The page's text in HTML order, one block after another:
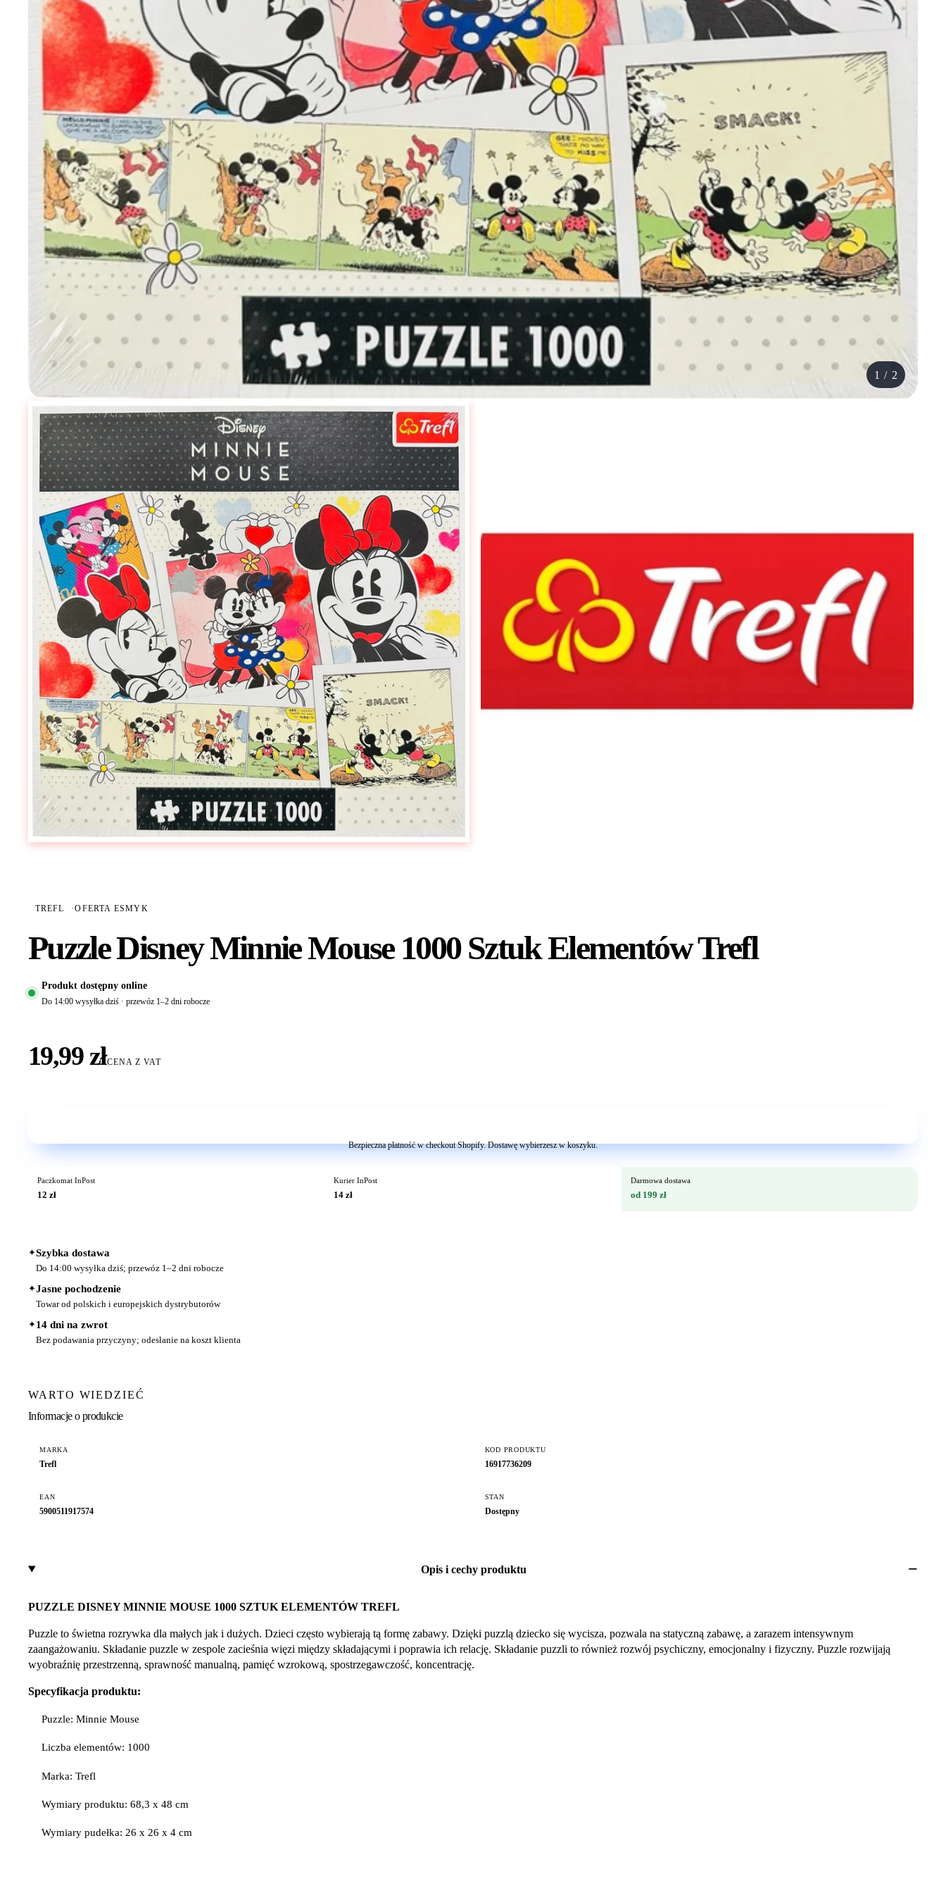
1 / 2
TREFL ·OFERTA ESMYK
Puzzle Disney Minnie Mouse 1000 Sztuk Elementów Trefl
Produkt dostępny online
Do 14:00 wysyłka dziś · przewóz 1–2 dni robocze
19,99 złCENA Z VAT
Bezpieczna płatność w checkout Shopify. Dostawę wybierzesz w koszyku.
Paczkomat InPost
12 zł
Kurier InPost
14 zł
Darmowa dostawa
od 199 zł
✦Szybka dostawa
Do 14:00 wysyłka dziś; przewóz 1–2 dni robocze
✦Jasne pochodzenie
Towar od polskich i europejskich dystrybutorów
✦14 dni na zwrot
Bez podawania przyczyny; odesłanie na koszt klienta
WARTO WIEDZIEĆ
Informacje o produkcie
MARKA
Trefl
KOD PRODUKTU
16917736209
EAN
5900511917574
STAN
Dostępny
Opis i cechy produktu
PUZZLE DISNEY MINNIE MOUSE 1000 SZTUK ELEMENTÓW TREFL
Puzzle to świetna rozrywka dla małych jak i dużych. Dzieci często wybierają tą formę zabawy. Dzięki puzzlą dziecko się wycisza, pozwala na statyczną zabawę, a zarazem intensywnym
zaangażowaniu. Składanie puzzle w zespole zacieśnia więzi między składającymi i poprawia ich relację. Składanie puzzli to również rozwój psychiczny, emocjonalny i fizyczny. Puzzle rozwijają
wyobraźnię przestrzenną, sprawność manualną, pamięć wzrokową, spostrzegawczość, koncentrację.
Specyfikacja produktu:
Puzzle: Minnie Mouse
Liczba elementów: 1000
Marka: Trefl
Wymiary produktu: 68,3 x 48 cm
Wymiary pudełka: 26 x 26 x 4 cm